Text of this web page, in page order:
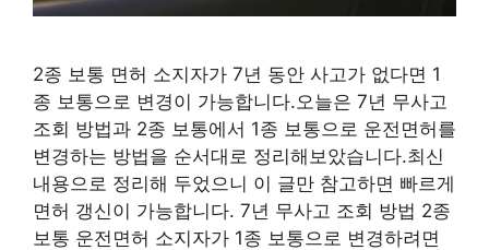
2종 보통 면허 소지자가 7년 동안 사고가 없다면 1
종 보통으로 변경이 가능합니다.오늘은 7년 무사고
조회 방법과 2종 보통에서 1종 보통으로 운전면허를
변경하는 방법을 순서대로 정리해보았습니다.최신
내용으로 정리해 두었으니 이 글만 참고하면 빠르게
면허 갱신이 가능합니다. 7년 무사고 조회 방법 2종
보통 운전면허 소지자가 1종 보통으로 변경하려면